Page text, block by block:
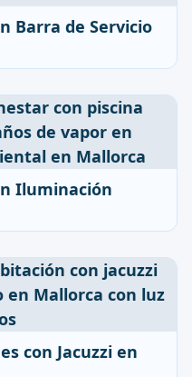
Barra de Servicio
Iluminación
con Jacuzzi en